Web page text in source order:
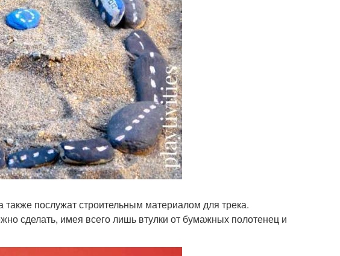
послужат строительным материалом для трека.
сделать, имея всего лишь втулки от бумажных полотенец и